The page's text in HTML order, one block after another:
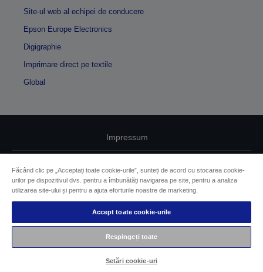
Site-ul web al echipei de conducere
Epson Europe Electronics
Digigraphie
Imprimare direct pe textile
Global
Impressum
Declarație privind informațiile confidențiale
EU Data Act Compliance
Contactaţi-ne în legătură cu datele dumneavoastră
Informaţii despre modulele cookie
Făcând clic pe „Acceptați toate cookie-urile”, sunteți de acord cu stocarea cookie-
urilor pe dispozitivul dvs. pentru a îmbunătăți navigarea pe site, pentru a analiza
utilizarea site-ului și pentru a ajuta eforturile noastre de marketing.
Accept toate cookie-urile
Respingeți toate
Setări cookie-uri